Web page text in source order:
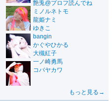
艶兎@プロフ読んでね
ミノルネトモ
龍姫ナミ
ゆきこ
bangin
かぐやひかる
大槻紅子
一ノ崎勇馬
コバヤカワ
もっと見る→